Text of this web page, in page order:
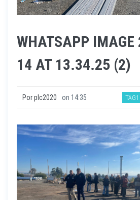
WHATSAPP
14 AT 13.34.25 (2)
Porplc2020 on 14:35 TAG1